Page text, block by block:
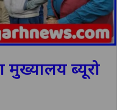
ब्यूरो